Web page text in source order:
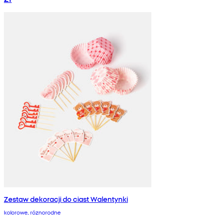
Zestaw dekoracji do ciast Walentynki
kolorowe, róznorodne